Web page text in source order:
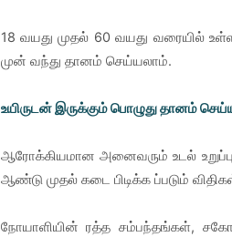
18 வயது முதல் 60 வயது வரையில்
முன் வந்து தானம் செய்யலாம்.
உயிருடன் இருக்கும் பொழுது தானம்
ஆரோக்கியமான அனைவரும் உடல்
ஆண்டு முதல் கடை பிடிக்க ப்படும்
நோயாளியின் ரத்த சம்பந்தங்கள்,